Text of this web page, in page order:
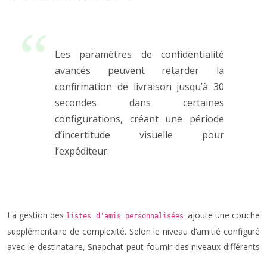
Les paramètres de confidentialité
avancés peuvent retarder la
confirmation de livraison jusqu’à 30
secondes dans certaines
configurations, créant une période
d’incertitude visuelle pour
l’expéditeur.
La gestion des listes d'amis personnalisées ajoute une couche
supplémentaire de complexité. Selon le niveau d’amitié configuré
avec le destinataire, Snapchat peut fournir des niveaux différents